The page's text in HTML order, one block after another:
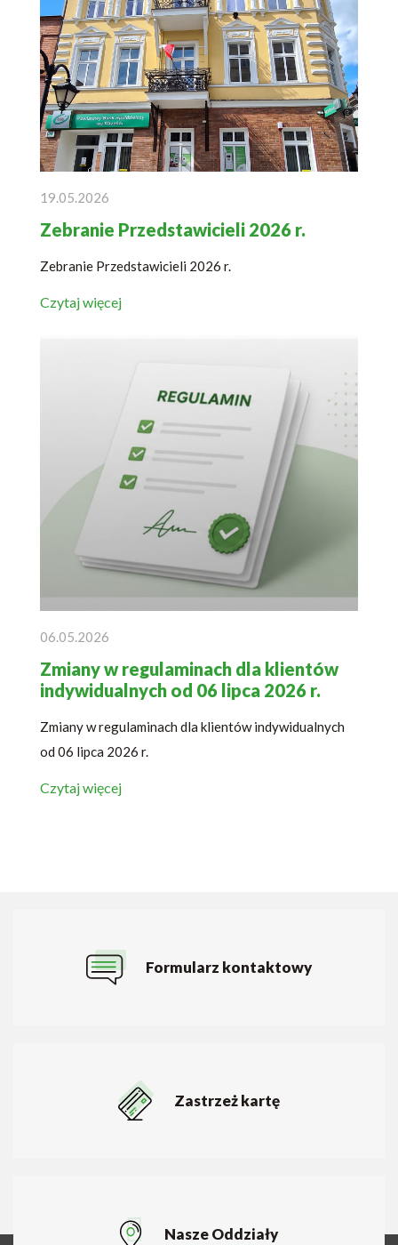
19.05.2026
Zebranie Przedstawicieli 2026 r.
Zebranie Przedstawicieli 2026 r.
Czytaj więcej
06.05.2026
Zmiany w regulaminach dla klientów
indywidualnych od 06 lipca 2026 r.
Zmiany w regulaminach dla klientów indywidualnych
od 06 lipca 2026 r.
Czytaj więcej
Formularz kontaktowy
Zastrzeż kartę
Nasze Oddziały